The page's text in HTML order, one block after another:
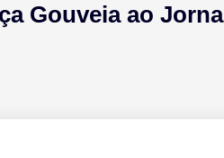
Gouveia ao